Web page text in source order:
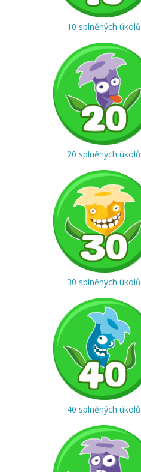
10 splněných úkolů
20 splněných úkolů
30 splněných úkolů
40 splněných úkolů